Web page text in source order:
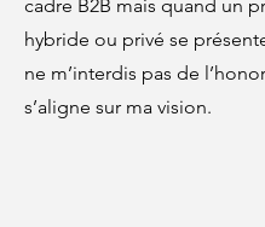
cadre B2B mais quand un
hybride ou privé se
ne m’interdis pas de
s’aligne sur ma vision.